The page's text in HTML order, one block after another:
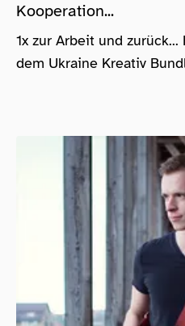
Kooperation...
1x zur Arbeit und
dem Ukraine Kreativ